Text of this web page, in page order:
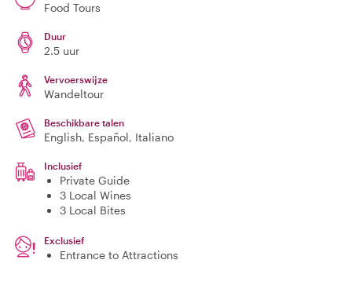
Food Tours
Duur
2.5 uur
Vervoerswijze
Wandeltour
Beschikbare talen
English, Español, Italiano
Inclusief
Private Guide
3 Local Wines
3 Local Bites
Exclusief
Entrance to Attractions